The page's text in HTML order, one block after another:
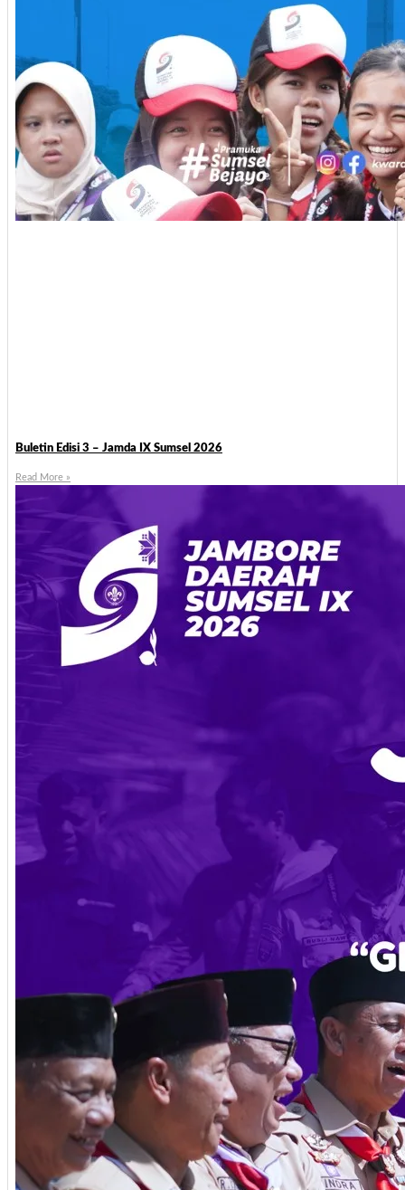
Buletin Edisi 3 – Jamda IX Sumsel 2026
Read More »